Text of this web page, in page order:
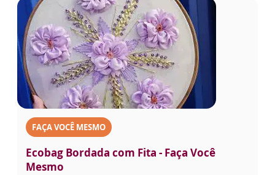
FAÇA VOCÊ MESMO
Ecobag Bordada com Fita - Faça Você
Mesmo